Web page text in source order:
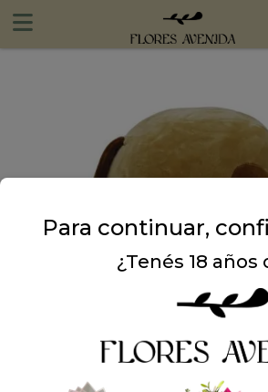
Para continuar,
¿Tenés 18 años